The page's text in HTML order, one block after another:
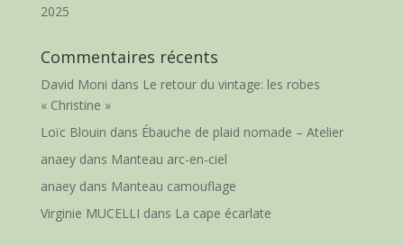
2025
Commentaires récents
David Moni dans Le retour du vintage: les robes
« Christine »
Loïc Blouin dans Ébauche de plaid nomade – Atelier
anaeydans Manteau arc-en-ciel
anaeydans Manteau camouflage
Virginie MUCELLI dans La cape écarlate